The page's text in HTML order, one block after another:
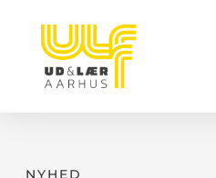
NYHED